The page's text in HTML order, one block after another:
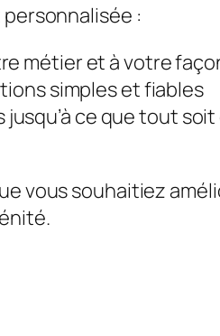
:
métier et à votre
simples et fiables
ce que tout
vous souhaitiez